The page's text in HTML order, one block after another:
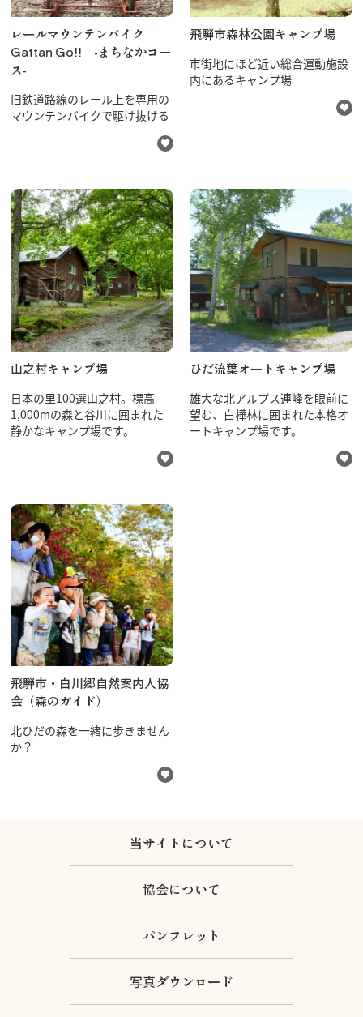
コラム
モデルコース
スポット
体験
イベント
グルメ・おみやげ
宿泊予約
アクセス
飛騨市の６つの魅力
ひだじまん図鑑
交通機関・道路情報
パンフレット
レールマウンテンバイク
Gattan Go!! -まちなかコー
ス-
旧鉄道路線のレール上を専用の
マウンテンバイクで駆け抜ける
飛騨市森林公園キャンプ場
市街地にほど近い総合運動施設
内にあるキャンプ場
山之村キャンプ場
日本の里100選山之村。標高
1,000mの森と谷川に囲まれた
静かなキャンプ場です。
ひだ流葉オートキャンプ場
雄大な北アルプス連峰を眼前に
望む、白樺林に囲まれた本格オ
ートキャンプ場です。
飛騨市・白川郷自然案内人協
会（森のガイド）
北ひだの森を一緒に歩きません
か？
当サイトについて
協会について
パンフレット
写真ダウンロード